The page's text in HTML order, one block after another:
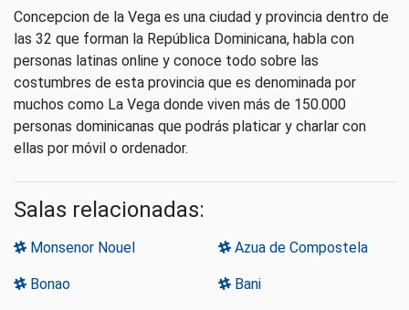
Concepcion de la Vega es una ciudad y provincia dentro de
las 32 que forman la República Dominicana, habla con
personas latinas online y conoce todo sobre las
costumbres de esta provincia que es denominada por
muchos como La Vega donde viven más de 150.000
personas dominicanas que podrás platicar y charlar con
ellas por móvil o ordenador.
Salas relacionadas:
Monsenor Nouel Azua de Compostela
Bonao Bani